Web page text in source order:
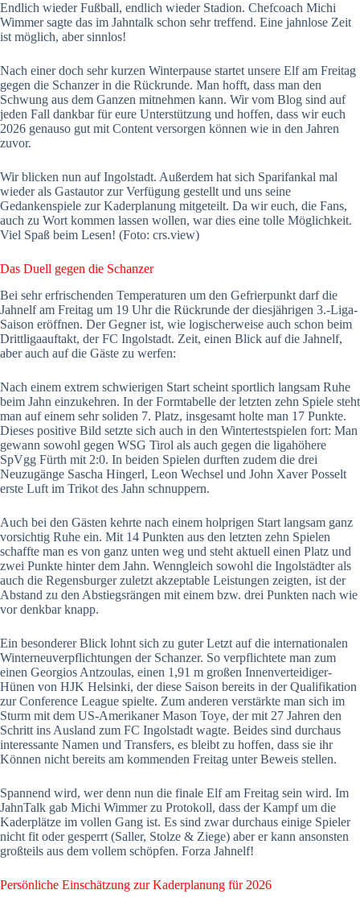
Endlich wieder Fußball, endlich wieder Stadion. Chefcoach Michi
Wimmer sagte das im Jahntalk schon sehr treffend. Eine jahnlose Zeit
ist möglich, aber sinnlos!
Nach einer doch sehr kurzen Winterpause startet unsere Elf am Freitag
gegen die Schanzer in die Rückrunde. Man hofft, dass man den
Schwung aus dem Ganzen mitnehmen kann. Wir vom Blog sind auf
jeden Fall dankbar für eure Unterstützung und hoffen, dass wir euch
2026 genauso gut mit Content versorgen können wie in den Jahren
zuvor.
Wir blicken nun auf Ingolstadt. Außerdem hat sich Sparifankal mal
wieder als Gastautor zur Verfügung gestellt und uns seine
Gedankenspiele zur Kaderplanung mitgeteilt. Da wir euch, die Fans,
auch zu Wort kommen lassen wollen, war dies eine tolle Möglichkeit.
Viel Spaß beim Lesen! (Foto: crs.view)
Das Duell gegen die Schanzer
Bei sehr erfrischenden Temperaturen um den Gefrierpunkt darf die
Jahnelf am Freitag um 19 Uhr die Rückrunde der diesjährigen 3.-Liga-
Saison eröffnen. Der Gegner ist, wie logischerweise auch schon beim
Drittligaauftakt, der FC Ingolstadt. Zeit, einen Blick auf die Jahnelf,
aber auch auf die Gäste zu werfen:
Nach einem extrem schwierigen Start scheint sportlich langsam Ruhe
beim Jahn einzukehren. In der Formtabelle der letzten zehn Spiele steht
man auf einem sehr soliden 7. Platz, insgesamt holte man 17 Punkte.
Dieses positive Bild setzte sich auch in den Wintertestspielen fort: Man
gewann sowohl gegen WSG Tirol als auch gegen die ligahöhere
SpVgg Fürth mit 2:0. In beiden Spielen durften zudem die drei
Neuzugänge Sascha Hingerl, Leon Wechsel und John Xaver Posselt
erste Luft im Trikot des Jahn schnuppern.
Auch bei den Gästen kehrte nach einem holprigen Start langsam ganz
vorsichtig Ruhe ein. Mit 14 Punkten aus den letzten zehn Spielen
schaffte man es von ganz unten weg und steht aktuell einen Platz und
zwei Punkte hinter dem Jahn. Wenngleich sowohl die Ingolstädter als
auch die Regensburger zuletzt akzeptable Leistungen zeigten, ist der
Abstand zu den Abstiegsrängen mit einem bzw. drei Punkten nach wie
vor denkbar knapp.
Ein besonderer Blick lohnt sich zu guter Letzt auf die internationalen
Winterneuverpflichtungen der Schanzer. So verpflichtete man zum
einen Georgios Antzoulas, einen 1,91 m großen Innenverteidiger-
Hünen von HJK Helsinki, der diese Saison bereits in der Qualifikation
zur Conference League spielte. Zum anderen verstärkte man sich im
Sturm mit dem US-Amerikaner Mason Toye, der mit 27 Jahren den
Schritt ins Ausland zum FC Ingolstadt wagte. Beides sind durchaus
interessante Namen und Transfers, es bleibt zu hoffen, dass sie ihr
Können nicht bereits am kommenden Freitag unter Beweis stellen.
Spannend wird, wer denn nun die finale Elf am Freitag sein wird. Im
JahnTalk gab Michi Wimmer zu Protokoll, dass der Kampf um die
Kaderplätze im vollen Gang ist. Es sind zwar durchaus einige Spieler
nicht fit oder gesperrt (Saller, Stolze & Ziege) aber er kann ansonsten
großteils aus dem vollem schöpfen. Forza Jahnelf!
Persönliche Einschätzung zur Kaderplanung für 2026